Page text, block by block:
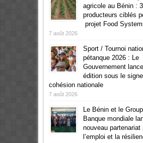
agricole au Bénin :
producteurs ciblés
projet Food
7 août 2026
Sport / Tournoi
pétanque 2026 : Le
Gouvernement
édition sous le
cohésion nationale
7 août 2026
Le Bénin et le
Banque mondiale
nouveau partenariat
l’emploi et la